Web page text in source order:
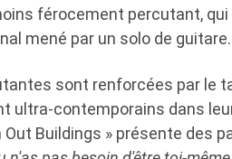
férocement percutant,
mené par un solo de guitare.
sont renforcées par le
ultra-contemporains dans
Out Buildings » présente des